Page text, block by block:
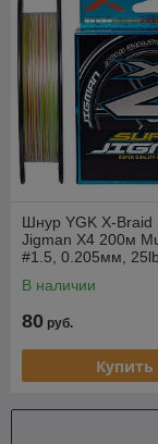
Шнур YGK X-Braid
Jigman X4 200м
#1.5, 0.205мм,
В наличии
80 руб.
Купить